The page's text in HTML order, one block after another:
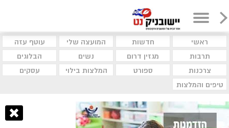
ראשי חדשות המועצה שלי
עוטף עזה
תרבות
מגזין דרום נשים
הבלוגים
צרכנות
ספורט המלצות בילוי
עסקים
טיפים והמלצות